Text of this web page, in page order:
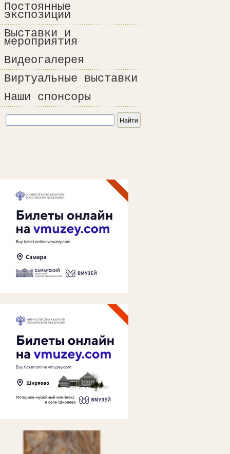
Постоянные
экспозиции
Выставки и
мероприятия
Видеогалерея
Виртуальные выставки
Наши спонсоры